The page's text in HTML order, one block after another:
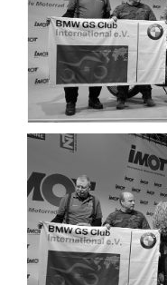
-
Technik
Unterfahrschutz
-
Kompatibilität
Unterfahrschutz
mit
in
Absenkung
Streckensicherung
Meldeformular